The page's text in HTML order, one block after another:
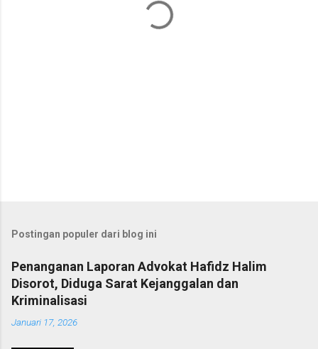
Postingan populer dari blog ini
Penanganan Laporan Advokat Hafidz Halim
Disorot, Diduga Sarat Kejanggalan dan
Kriminalisasi
Januari 17, 2026